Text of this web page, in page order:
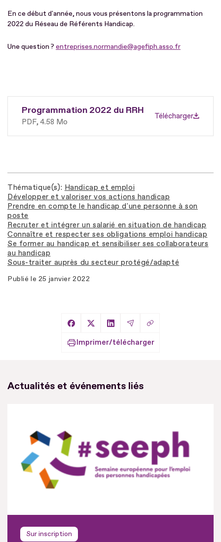
En ce début d'année, nous vous présentons la programmation
2022 du Réseau de Référents Handicap.
Une question ? entreprises.normandie@agefiph.asso.fr
Programmation 2022 du RRH
PDF 4.58 Mo
Télécharger
Thématique(s) Handicap et emploi
Développer et valoriser vos actions handicap
Prendre en compte le handicap d'une personne à son
poste
Recruter et intégrer un salarié en situation de handicap
Connaître et respecter ses obligations emploi handicap
Se former au handicap et sensibiliser ses collaborateurs
au handicap
Sous-traiter auprès du secteur protégé/adapté
Publié le 25 janvier 2022
Partager sur Facebook
Partager sur X
Partager sur LinkedIn
Partager par Email
Copier le lien
Imprimer/télécharger
Actualités et événements liés
Sur inscription